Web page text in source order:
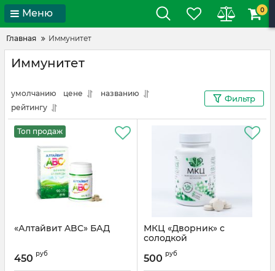
Меню 0
Главная Иммунитет
Иммунитет
умолчанию цене
названию
рейтингу
Фильтр
Топ продаж
«Алтайвит ABC» БАД
450 руб
МКЦ «Дворник» с
солодкой
500 руб